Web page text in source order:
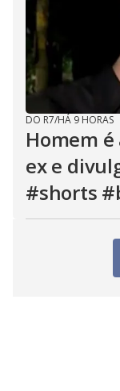
DO R7/HÁ 9 HORAS
Homem
ex e
#shorts